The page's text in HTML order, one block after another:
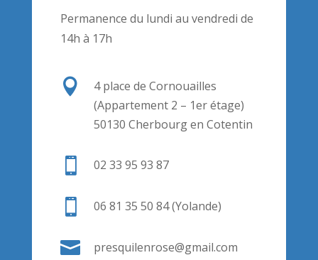
Permanence du lundi au vendredi de
14h à 17h

4 place de Cornouailles
(Appartement 2 – 1er étage)
50130 Cherbourg en Cotentin
 02 33 95 93 87
 06 81 35 50 84 (Yolande)
 presquilenrose@gmail.com